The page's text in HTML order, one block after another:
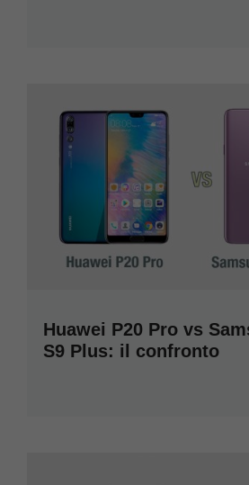
Huawei P20 Pro vs
S9 Plus: il confronto